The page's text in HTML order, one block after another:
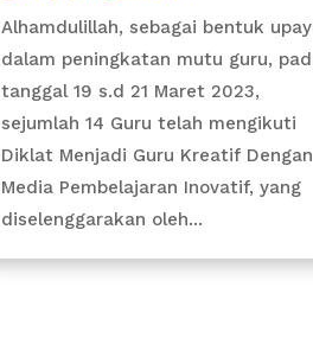
Alhamdulillah, sebagai bentuk
dalam peningkatan mutu guru,
tanggal 19 s.d 21 Maret 2023,
sejumlah 14 Guru telah mengikuti
Diklat Menjadi Guru Kreatif Dengan
Media Pembelajaran Inovatif, yang
diselenggarakan oleh...